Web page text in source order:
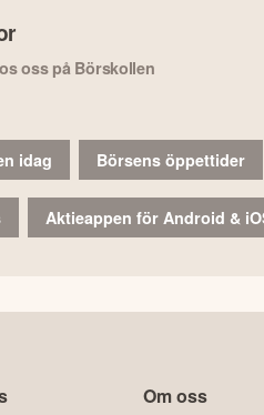
oss på Börskollen
idag Börsens öppettider
Aktieappen för Android &
Om oss